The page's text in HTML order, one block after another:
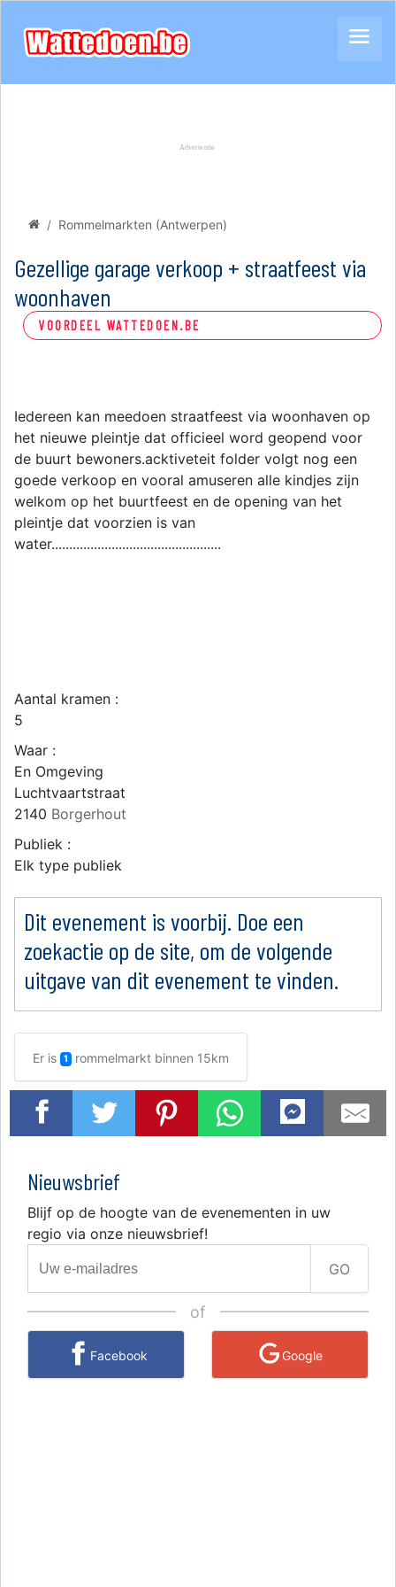
Rommelmarkten (Antwerpen)
Gezellige garage verkoop + straatfeest via
woonhaven
VOORDEEL WATTEDOEN.BE
Iedereen kan meedoen straatfeest via woonhaven op
het nieuwe pleintje dat officieel word geopend voor
de buurt bewoners.acktiveteit folder volgt nog een
goede verkoop en vooral amuseren alle kindjes zijn
welkom op het buurtfeest en de opening van het
pleintje dat voorzien is van
water................................................
Aantal kramen :
5
Waar :
En Omgeving
Luchtvaartstraat
2140 Borgerhout
Publiek :
Elk type publiek
Dit evenement is voorbij. Doe een
zoekactie op de site, om de volgende
uitgave van dit evenement te vinden.
Er is 1 rommelmarkt binnen 15km
Nieuwsbrief
Blijf op de hoogte van de evenementen in uw
regio via onze nieuwsbrief!
GO
of
Facebook Google